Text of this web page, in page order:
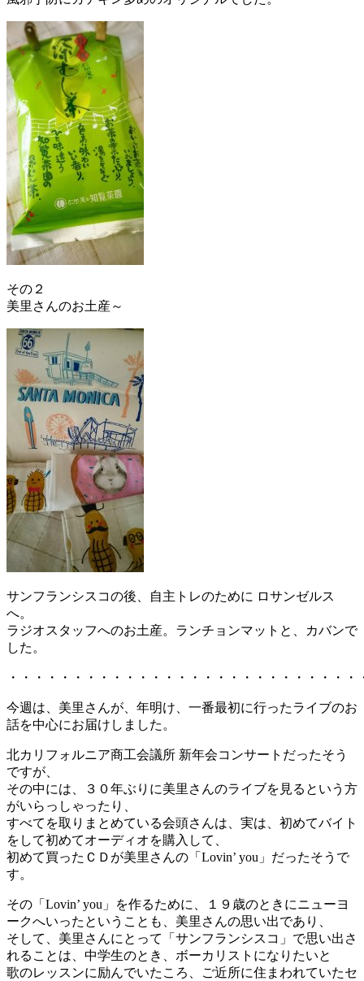
その２
美里さんのお土産～
サンフランシスコの後、自主トレのために ロサンゼルス
へ。
ラジオスタッフへのお土産。ランチョンマットと、カバンで
した。
・・・・・・・・・・・・・・・・・・・・・・・・・・
今週は、美里さんが、年明け、一番最初に行ったライブのお
話を中心にお届けしました。
北カリフォルニア商工会議所 新年会コンサートだったそう
ですが、
その中には、３０年ぶりに美里さんのライブを見るという方
がいらっしゃったり、
すべてを取りまとめている会頭さんは、実は、初めてバイト
をして初めてオーディオを購入して、
初めて買ったＣＤが美里さんの「Lovin’ you」だったそうで
す。
その「Lovin’ you」を作るために、１９歳のときにニューヨ
ークへいったということも、美里さんの思い出であり、
そして、美里さんにとって「サンフランシスコ」で思い出さ
れることは、中学生のとき、ボーカリストになりたいと
歌のレッスンに励んでいたころ、ご近所に住まわれていたセ